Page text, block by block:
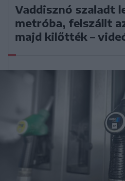
Vaddisznó szaladt
metróba, felszállt
majd kilőtték –